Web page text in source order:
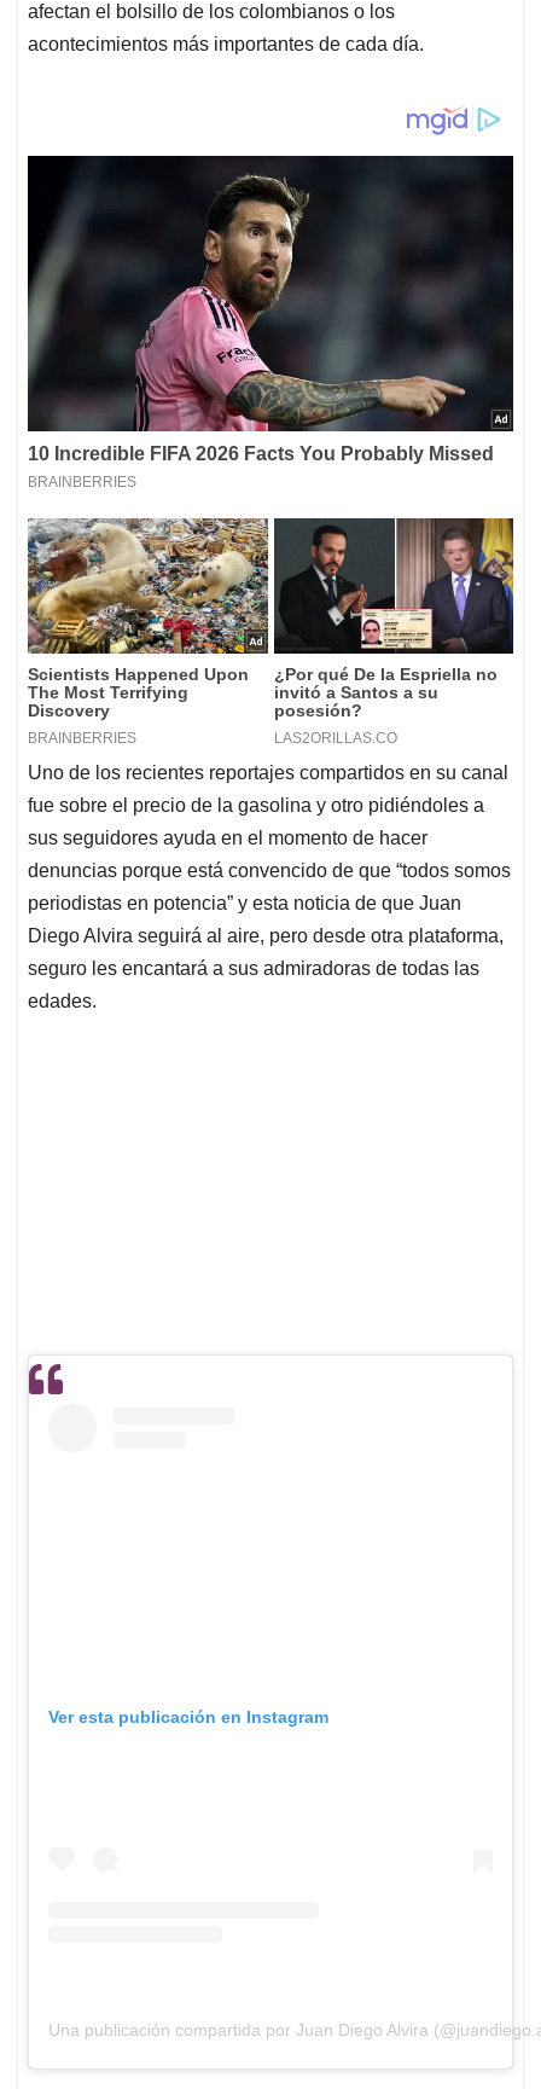
afectan el bolsillo de los colombianos o los
acontecimientos más importantes de cada día.
Uno de los recientes reportajes compartidos en su canal
fue sobre el precio de la gasolina y otro pidiéndoles a
sus seguidores ayuda en el momento de hacer
denuncias porque está convencido de que “todos somos
periodistas en potencia” y esta noticia de que Juan
Diego Alvira seguirá al aire, pero desde otra plataforma,
seguro les encantará a sus admiradoras de todas las
edades.
Ver esta publicación en Instagram
Una publicación compartida por Juan Diego Alvira